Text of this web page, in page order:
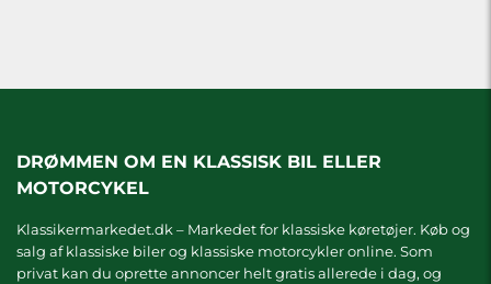
DRØMMEN OM EN KLASSISK BIL ELLER
MOTORCYKEL
Klassikermarkedet.dk – Markedet for klassiske køretøjer. Køb og
salg af klassiske biler og klassiske motorcykler online. Som
privat kan du oprette annoncer helt gratis allerede i dag, og